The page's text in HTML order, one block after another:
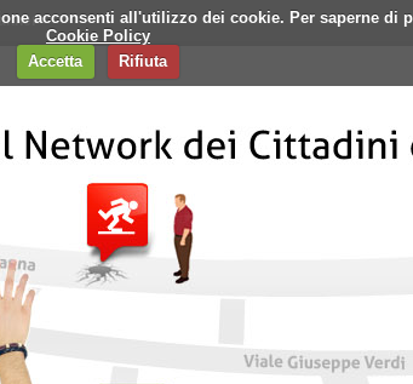
acconsenti all'utilizzo dei cookie. Per saperne di
Cookie Policy
Accetta
Rifiuta